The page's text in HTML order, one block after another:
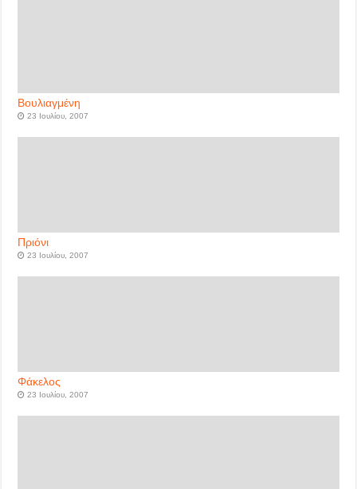
Βουλιαγμένη
23 Ιουλίου, 2007
Πριόνι
23 Ιουλίου, 2007
Φάκελος
23 Ιουλίου, 2007